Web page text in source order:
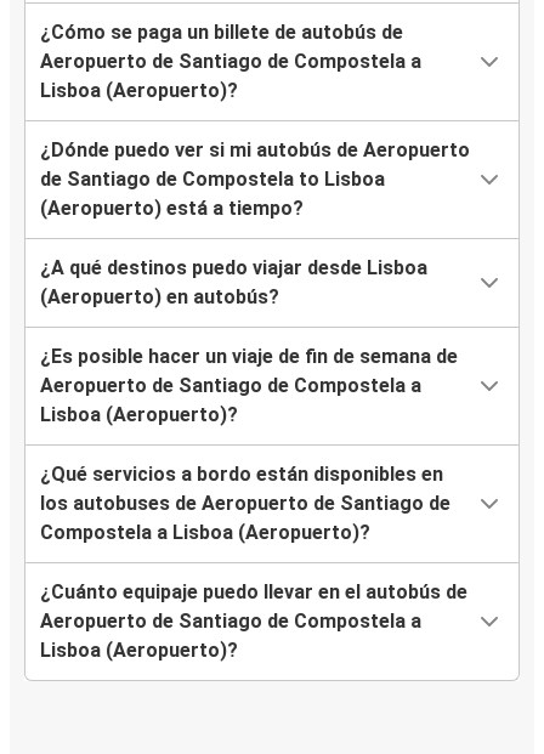
¿Cómo se paga un billete de autobús de
Aeropuerto de Santiago de Compostela a
Lisboa (Aeropuerto)?
¿Dónde puedo ver si mi autobús de Aeropuerto
de Santiago de Compostela to Lisboa
(Aeropuerto) está a tiempo?
¿A qué destinos puedo viajar desde Lisboa
(Aeropuerto) en autobús?
¿Es posible hacer un viaje de fin de semana de
Aeropuerto de Santiago de Compostela a
Lisboa (Aeropuerto)?
¿Qué servicios a bordo están disponibles en
los autobuses de Aeropuerto de Santiago de
Compostela a Lisboa (Aeropuerto)?
¿Cuánto equipaje puedo llevar en el autobús de
Aeropuerto de Santiago de Compostela a
Lisboa (Aeropuerto)?